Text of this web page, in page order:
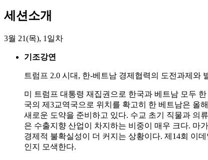
세션소개
3월 21(목), 1일차
기조강연
트럼프 2.0 시대, 한-베트남 경제협력의 도전과제와
미 트럼프 대통령 재집권으로 한국과 베트남 모두
국의 제3교역국으로 위치를 확고히 한 베트남은 올
새로운 도약을 준비하고 있다. 수교 초기 직물과 의
은 수출지향 산업이 차지하는 비중이 매우 크다. 마
경제적 불확실성이 더 커지는 상황이다. 제14회 이
인지 모색한다.